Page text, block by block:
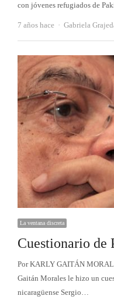
con jóvenes refugiados de
7 años hace Autor
Gabriela
La ventana discreta
Cuestionario de
Por KARLY GAITÁN
Gaitán Morales le hizo un
nicaragüense Sergio…